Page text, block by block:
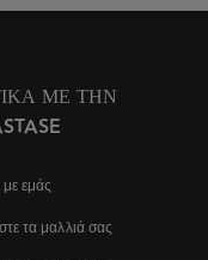
ΜΕ ΤΗΝ
με εμάς
τα μαλλιά σας